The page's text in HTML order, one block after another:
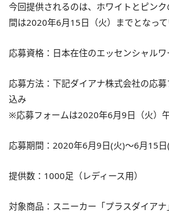
今回提供されるのは、ホワイトとピン
間は2020年6月15日（火）までとなって
応募資格：日本在住のエッセンシャルワ
応募方法：下記ダイアナ株式会社の応
込み
※応募フォームは2020年6月9日（火）
応募期間：2020年6月9日(火)～6月15日
提供数：1000足（レディース用）
対象商品：スニーカー「プラスダイア